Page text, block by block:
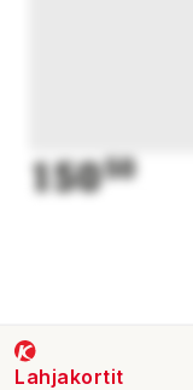
15050
Lahjakortit